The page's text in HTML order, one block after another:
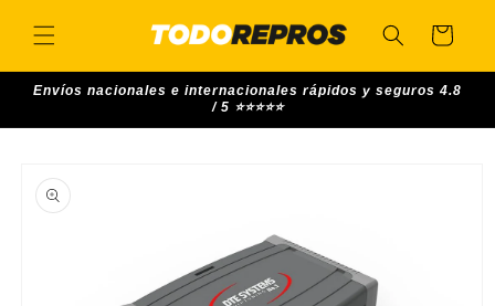
content
Cart
Envíos nacionales e internacionales rápidos y seguros 4.8
/ 5 ⭐⭐⭐⭐⭐
product
information